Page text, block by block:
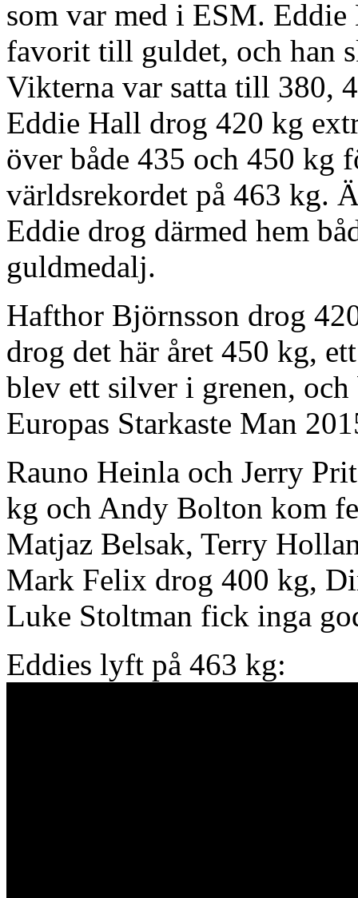
som var med i ESM.
favorit till guldet, och han
Vikterna var satta till 380,
Eddie Hall drog 420 kg
över både 435 och 450 kg
världsrekordet på 463 kg.
Eddie drog därmed hem
guldmedalj.
Hafthor Björnsson drog
drog det här året 450 kg,
blev ett silver i grenen,
Europas Starkaste Man
Rauno Heinla och Jerry
kg och Andy Bolton kom
Matjaz Belsak, Terry
Mark Felix drog 400 kg,
Luke Stoltman fick inga
Eddies lyft på 463 kg: